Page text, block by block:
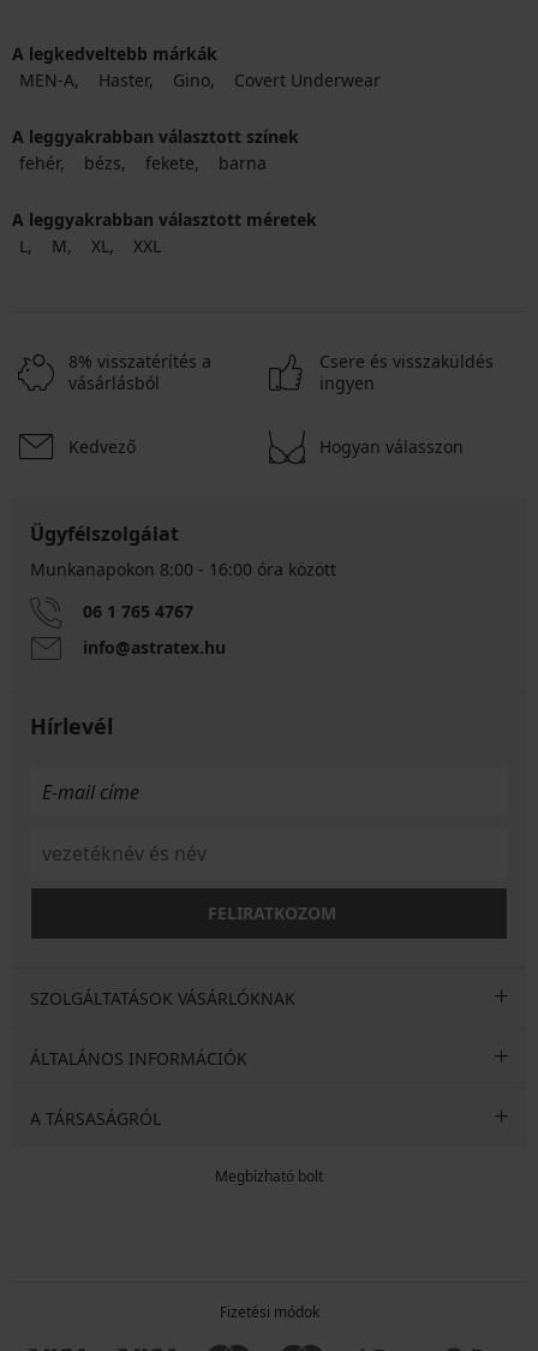
A legkedveltebb márkák
MEN-A
Haster Gino Covert Underwear
A leggyakrabban választott színek
fehér
bézs fekete barna
A leggyakrabban választott méretek
L
M XL XXL
8% visszatérítés a
vásárlásból
Csere és visszaküldés
ingyen
Kedvező Hogyan válasszon
Ügyfélszolgálat
Munkanapokon 8:00 - 16:00 óra között
06 1 765 4767
info@astratex.hu
Hírlevél
FELIRATKOZOM
SZOLGÁLTATÁSOK VÁSÁRLÓKNAK
ÁLTALÁNOS INFORMÁCIÓK
A TÁRSASÁGRÓL
Megbízható bolt
Fizetési módok